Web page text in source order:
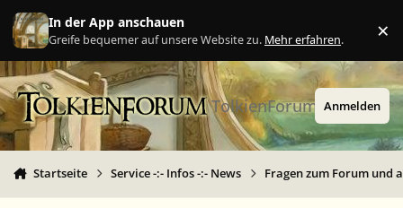
Zu Inhalt springen
In der App anschauen
Greife bequemer auf unsere Website zu. Mehr erfahren. ×
TolkienForum Anmelden
Startseite Service -:- Infos -:- News Fragen zum Forum und